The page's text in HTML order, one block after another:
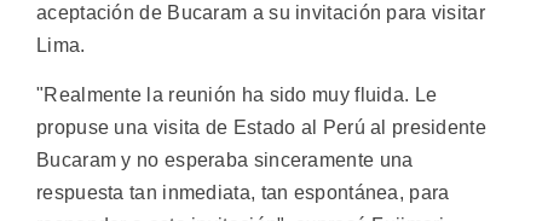
aceptación de Bucaram a su invitación para visitar
Lima.
"Realmente la reunión ha sido muy fluida. Le
propuse una visita de Estado al Perú al presidente
Bucaram y no esperaba sinceramente una
respuesta tan inmediata, tan espontánea, para